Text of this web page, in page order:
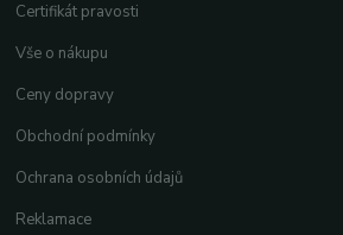
Certifikát pravosti
Vše o nákupu
Ceny dopravy
Obchodní podmínky
Ochrana osobních údajů
Reklamace